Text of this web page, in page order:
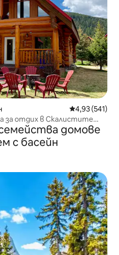
Средна
4,93 (541)
за отдих в Скалистите
домове
с басейн